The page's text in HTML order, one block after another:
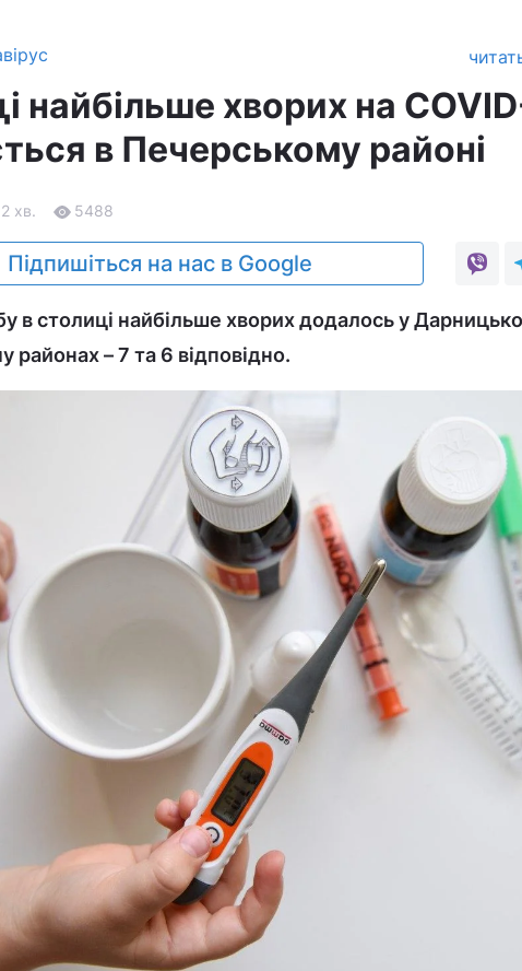
найбільше хворих на
в Печерському районі
2 хв. 5488
Підпишіться на нас в Google
в столиці найбільше хворих додалось у
районах – 7 та 6 відповідно.